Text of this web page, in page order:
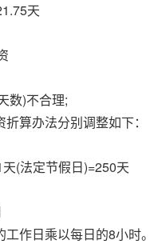
天
数)不合理;
算办法分别调整如下：
(法定节假日)=250天
作日乘以每日的8小时。